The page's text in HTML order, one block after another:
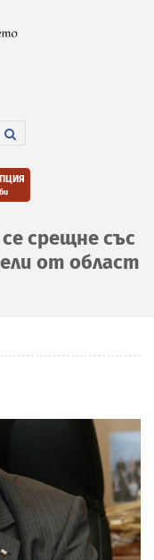
срещне със
от област